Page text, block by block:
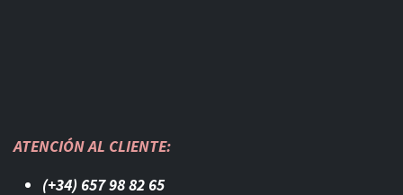
ATENCIÓN AL CLIENTE:
(+34) 657 98 82 65